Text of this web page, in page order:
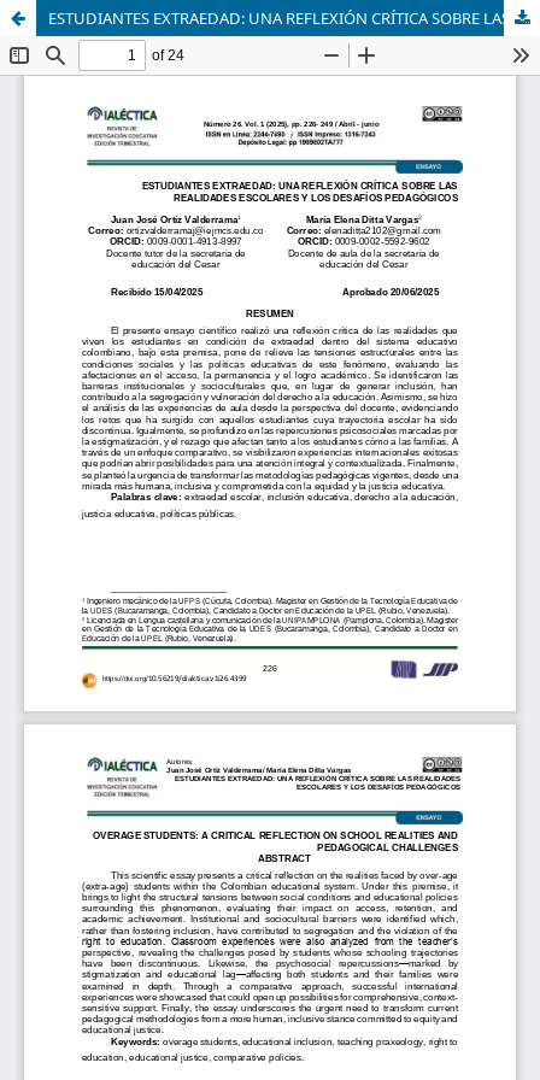
ESTUDIANTES EXTRAEDAD: UNA REFLEXIÓN CRÍTICA SOBRE LAS REALIDADES ESCOLARES Y LOS DESAFÍOS PEDAGÓGICOS